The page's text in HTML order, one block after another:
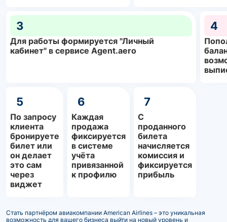
3
Для работы формируется "Личный
кабинет" в сервисе Agent.aero
4
5
По запросу
клиента
бронируете
билет или
он делает
это сам
через
виджет
6
Каждая
продажа
фиксируется
в системе
учёта
привязанной
к профилю
7
С
проданного
билета
начисляется
комиссия и
фиксируется
прибыль
Стать партнёром авиакомпании American Airlines – это уникальная
возможность для вашего бизнеса выйти на новый уровень и